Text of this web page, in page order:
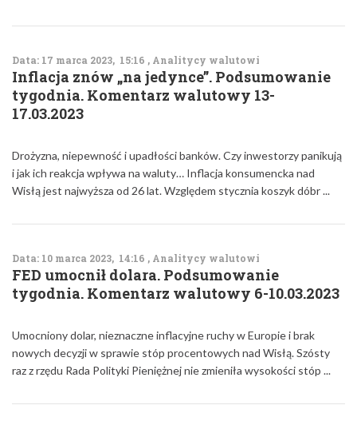
Data: 17 marca 2023, 15:16 , Analitycy walutowi
Inflacja znów „na jedynce”. Podsumowanie
tygodnia. Komentarz walutowy 13-
17.03.2023
Drożyzna, niepewność i upadłości banków. Czy inwestorzy panikują
i jak ich reakcja wpływa na waluty… Inflacja konsumencka nad
Wisłą jest najwyższa od 26 lat. Względem stycznia koszyk dóbr ...
Data: 10 marca 2023, 14:16 , Analitycy walutowi
FED umocnił dolara. Podsumowanie
tygodnia. Komentarz walutowy 6-10.03.2023
Umocniony dolar, nieznaczne inflacyjne ruchy w Europie i brak
nowych decyzji w sprawie stóp procentowych nad Wisłą. Szósty
raz z rzędu Rada Polityki Pieniężnej nie zmieniła wysokości stóp ...